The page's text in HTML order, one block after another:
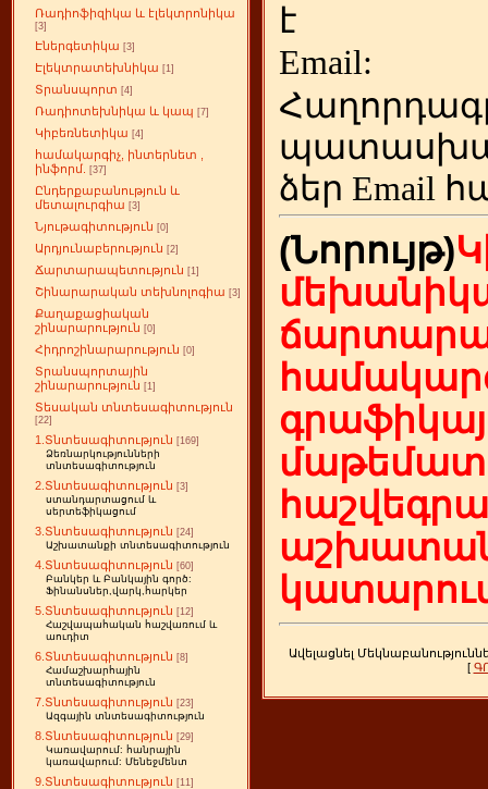
Ռադիոֆիզիկա և էլեկտրոնիկա
[3]
Էներգետիկա [3]
Էլեկտրատեխնիկա [1]
Տրանսպորտ [4]
Ռադիոտեխնիկա և կապ [7]
Կիբեռնետիկա [4]
համակարգիչ, ինտերնետ ,
ինֆորմ.
[37]
Ընդերքաբանություն և
մետալուրգիա [3]
Նյութագիտություն [0]
Արդյունաբերություն [2]
Ճարտարապետություն [1]
Շինարարական տեխնոլոգիա [3]
Քաղաքացիական
շինարարություն [0]
Հիդրոշինարարություն [0]
Տրանսպորտային
շինարարություն [1]
Տեսական տնտեսագիտություն
[22]
1.Տնտեսագիտություն [169]
Ձեռնարկությունների
տնտեսագիտություն
2.Տնտեսագիտություն [3]
ստանդարտացում և
սերտեֆիկացում
3.Տնտեսագիտություն [24]
Աշխատանքի տնտեսագիտություն
4.Տնտեսագիտություն [60]
Բանկեր և Բանկային գործ:
Ֆինանսներ,վարկ,հարկեր
5.Տնտեսագիտություն [12]
Հաշվապահական հաշվառում և
աուդիտ
6.Տնտեսագիտություն [8]
Համաշխարհային
տնտեսագիտություն
7.Տնտեսագիտություն [23]
Ազգային տնտեսագիտություն
8.Տնտեսագիտություն [29]
Կառավարում: հանրային
կառավարում: Մենեջմենտ
9.Տնտեսագիտություն [11]
է
ձեր Email
(Նորույթ)
Ավելացնել
[